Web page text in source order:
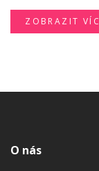
Přiblížím vám
její vliv na naše
ZOBRAZIT
O nás